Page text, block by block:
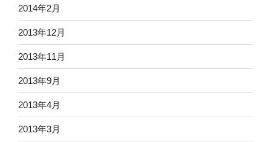
2014年2月
2013年12月
2013年11月
2013年9月
2013年4月
2013年3月